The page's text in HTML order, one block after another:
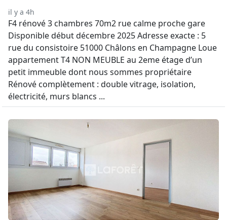
il y a 4h
F4 rénové 3 chambres 70m2 rue calme proche gare
Disponible début décembre 2025 Adresse exacte : 5
rue du consistoire 51000 Châlons en Champagne Loue
appartement T4 NON MEUBLE au 2eme étage d’un
petit immeuble dont nous sommes propriétaire
Rénové complètement : double vitrage, isolation,
électricité, murs blancs ...